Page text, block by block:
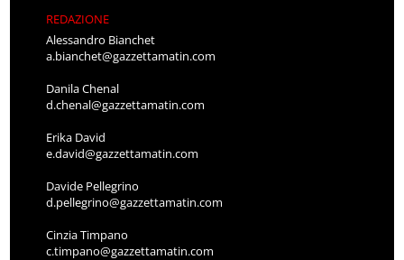
REDAZIONE
Alessandro Bianchet
a.bianchet@gazzettamatin.com
Danila Chenal
d.chenal@gazzettamatin.com
Erika David
e.david@gazzettamatin.com
Davide Pellegrino
d.pellegrino@gazzettamatin.com
Cinzia Timpano
c.timpano@gazzettamatin.com